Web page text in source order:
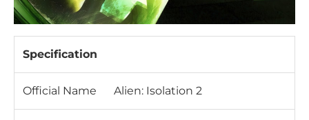
Specification
Official Name Alien: Isolation 2